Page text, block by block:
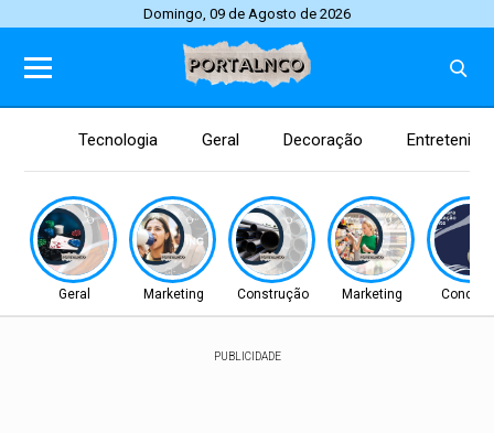
Domingo, 09 de Agosto de 2026
Tecnologia Geral Decoração
Geral Marketing Construção Marketing
PUBLICIDADE